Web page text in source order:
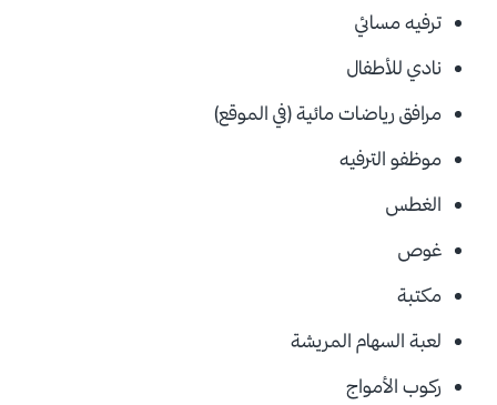
ترفيه مسائي
نادي للأطفال
مرافق رياضات مائية (في الموقع)
موظفو الترفيه
الغطس
غوص
مكتبة
لعبة السهام المريشة
ركوب الأمواج